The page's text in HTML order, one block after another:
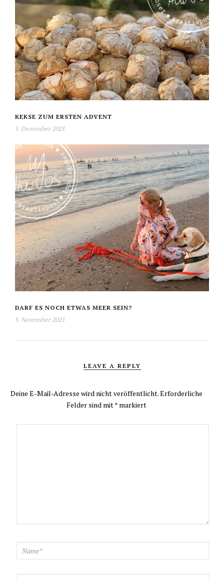
KEKSE ZUM ERSTEN ADVENT
3. Dezember 2023
DARF ES NOCH ETWAS MEER SEIN?
5. November 2023
LEAVE A REPLY
Deine E-Mail-Adresse wird nicht veröffentlicht.Erforderliche
Felder sind mit* markiert